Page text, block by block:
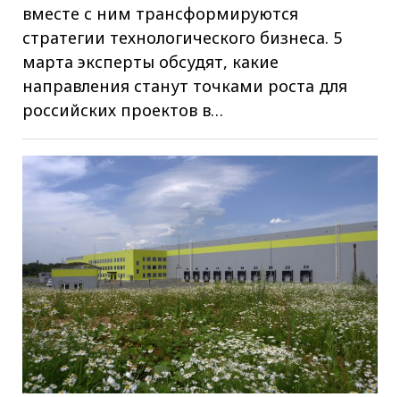
вместе с ним трансформируются
стратегии технологического бизнеса. 5
марта эксперты обсудят, какие
направления станут точками роста для
российских проектов в…